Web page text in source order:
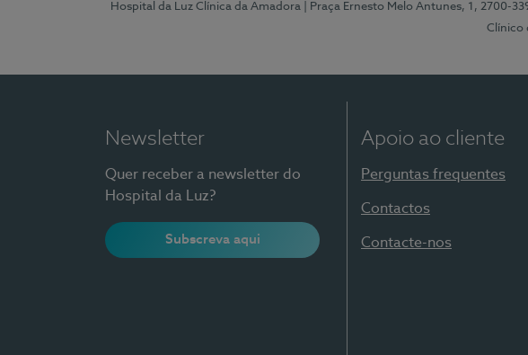
Hospital da Luz Clínica da Amadora | Praça Ernesto Melo Antunes, 1, 2700-
Clínico
Newsletter
Quer receber a newsletter do
Hospital da Luz?
Subscreva aqui
Apoio ao cliente
Perguntas frequentes
Contactos
Contacte-nos